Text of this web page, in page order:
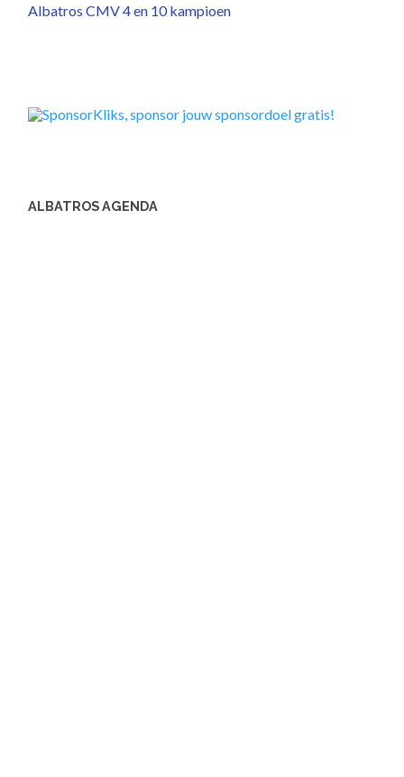
Albatros CMV 4 en 10 kampioen
ALBATROS AGENDA